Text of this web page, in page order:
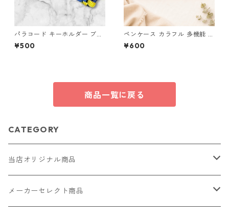
パラコード キーホルダー ブル
ー イエロー 編み込み s32
¥500
ペンケース カラフル 多機能 筆
箱 ファスナー6本 s12
¥600
商品一覧に戻る
CATEGORY
当店オリジナル商品
レザー（革）
メーカーセレクト商品